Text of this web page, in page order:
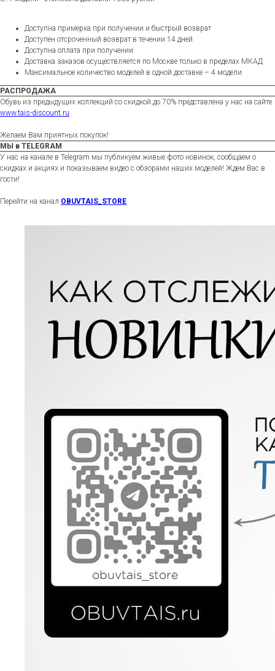
Доступна примерка при получении и быстрый возврат
Доступен отсроченный возврат в течении 14 дней
Доступна оплата при получении
Доставка заказов осуществляется по Москве только в пределах МКАД
Максимальное количество моделей в одной доставке – 4 модели
РАСПРОДАЖА
Обувь из предыдущих коллекций со скидкой до 70% представлена у нас на сайте
www.tais-discount.ru
Желаем Вам приятных покупок!
МЫ в TELEGRAM
У нас на канале в Telegram мы публикуем живые фото новинок, сообщаем о
скидках и акциях и показываем видео с обзорами наших моделей! Ждем Вас в
гости!
Перейти на канал OBUVTAIS_STORE